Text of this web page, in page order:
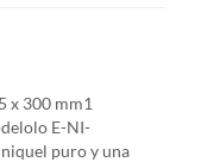
x 300 mm1
E-NI-
puro y una